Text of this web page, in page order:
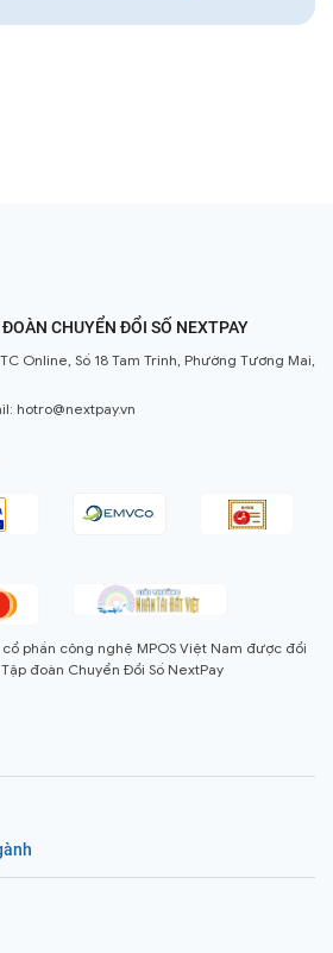
CHUYỂN ĐỔI SỐ NEXTPAY
Online, Số 18 Tam Trinh, Phường Tương Mai,
hotro@nextpay.vn
phần công nghệ MPOS Việt Nam được đổi
đoàn Chuyển Đổi Số NextPay